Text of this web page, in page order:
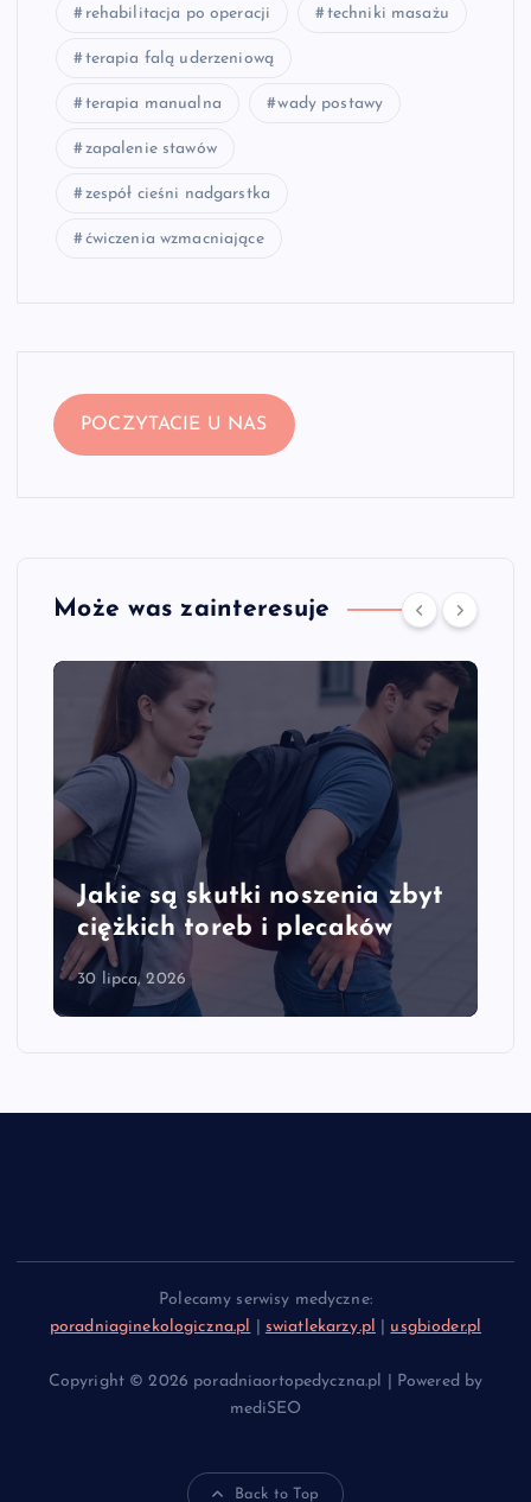
rehabilitacja po operacji techniki masażu
terapia falą uderzeniową
terapia manualna wady postawy
zapalenie stawów
zespół cieśni nadgarstka
ćwiczenia wzmacniające
POCZYTACIE U NAS
Może was zainteresuje
Jakie są skutki noszenia zbyt
ciężkich toreb i plecaków
30 lipca, 2026
Polecamy serwisy medyczne:
poradniaginekologiczna.pl
swiatlekarzy.pl usgbioder.pl
Copyright © 2026 poradniaortopedyczna.pl | Powered by
mediSEO
Back to Top